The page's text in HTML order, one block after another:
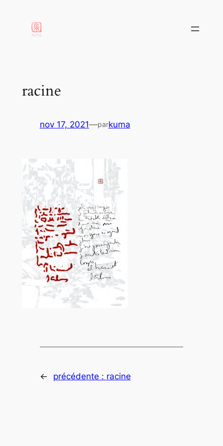
contenu
racine
nov 17, 2021—parkuma
← précédente : racine